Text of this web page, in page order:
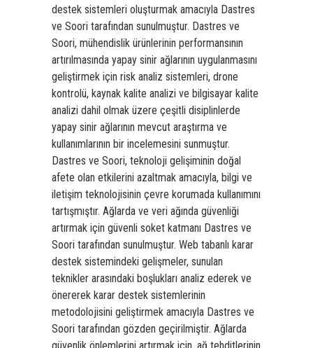
destek sistemleri oluşturmak amacıyla Dastres
ve Soori tarafından sunulmuştur. Dastres ve
Soori, mühendislik ürünlerinin performansının
artırılmasında yapay sinir ağlarının uygulanmasını
geliştirmek için risk analiz sistemleri, drone
kontrolü, kaynak kalite analizi ve bilgisayar kalite
analizi dahil olmak üzere çeşitli disiplinlerde
yapay sinir ağlarının mevcut araştırma ve
kullanımlarının bir incelemesini sunmuştur.
Dastres ve Soori, teknoloji gelişiminin doğal
afete olan etkilerini azaltmak amacıyla, bilgi ve
iletişim teknolojisinin çevre korumada kullanımını
tartışmıştır. Ağlarda ve veri ağında güvenliği
artırmak için güvenli soket katmanı Dastres ve
Soori tarafından sunulmuştur. Web tabanlı karar
destek sistemindeki gelişmeler, sunulan
teknikler arasındaki boşlukları analiz ederek ve
önererek karar destek sistemlerinin
metodolojisini geliştirmek amacıyla Dastres ve
Soori tarafından gözden geçirilmiştir. Ağlarda